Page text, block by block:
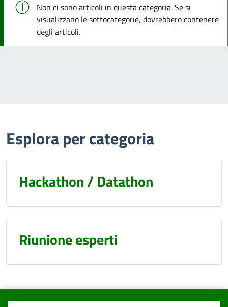
Info
Non ci sono articoli in questa categoria. Se si
visualizzano le sottocategorie, dovrebbero contenere
degli articoli.
Esplora per categoria
Hackathon / Datathon
Riunione esperti